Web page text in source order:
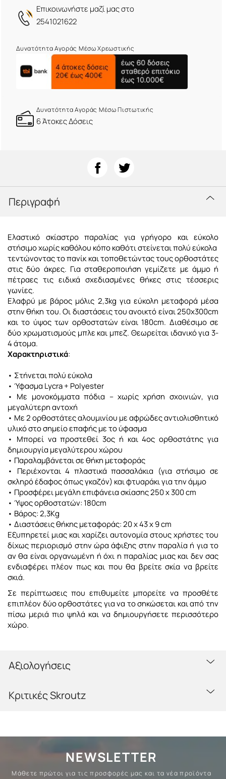
Eπικοινωνήστε μαζί μας στο
2541021622
Δυνατότητα Αγοράς Μέσω Χρεωστικής
Δυνατότητα Αγοράς Μέσω Πιστωτικής
6 Άτοκες Δόσεις
Περιγραφή
Ελαστικό σκίαστρο παραλίας για γρήγορο και εύκολο
στήσιμο χωρίς καθόλου κόπο καθότι στείνεται πολύ εύκολα
τεντώνοντας το πανίκ και τοποθετώντας τους ορθοστάτες
στις δύο άκρες. Για σταθεροποιήση γεμίζετε με άμμο ή
πέτραες τις ειδικά σχεδιασμένες θήκες στις τέσσερις
γωνίες.
Ελαφρύ με βάρος μόλις 2,3kg για εύκολη μεταφορά μέσα
στην θήκη του. Οι διαστάσεις του ανοικτό είναι 250x300cm
και το ύψος των ορθοστατών είναι 180cm. Διαθέσιμο σε
δύο χρωματισμούς μπλε και μπεζ. Θεωρείται ιδανικό για 3-
4 άτομα.
Χαρακτηριστικά:
• Στήνεται πολύ εύκολα
• Ύφασμα Lycra + Polyester
• Με μονοκόμματα πόδια – χωρίς χρήση σχοινιών, για
μεγαλύτερη αντοχή
• Με 2 ορθοστάτες αλουμινίου με αφρώδες αντιολισθητικό
υλικό στο σημείο επαφήςμε το ύφασμα
• Μπορεί να προστεθεί 3ος ή και 4ος ορθοστάτης για
δημιουργία μεγαλύτερου χώρου
• Παραλαμβάνεται σε θήκη μεταφοράς
• Περιέχονται 4 πλαστικά πασσαλάκια (για στήσιμο σε
σκληρό έδαφος όπως γκαζόν) και φτυαράκι για την άμμο
• Προσφέρει μεγάλη επιφάνεια σκίασης 250 x 300 cm
• Ύψος ορθοστατών: 180cm
• Βάρος: 2,3Kg
• Διαστάσεις θήκης μεταφοράς: 20 x 43 x 9 cm
Εξυπηρετεί μιας και χαρίζει αυτονομία στους χρήστες του
δίχως περιορισμό στην ώρα άφιξης στην παραλία ή για το
αν θα είναι οργανωμένη ή όχι η παραλίας μιας και δεν σας
ενδιαφέρει πλέον πως και που θα βρείτε σκία να βρείτε
σκιά.
Σε περίπτωσεις που επιθυμείτε μπορείτε να προσθέτε
επιπλέον δύο ορθοστάτες για να το σηκώσεται και από την
πίσω μεριά πιο ψηλά και να δημιουργήσετε περισσότερο
χώρο.
Αξιολογήσεις
Κριτικές Skroutz
NEWSLETTER
Μάθετε πρώτοι για τις προσφορές μας και τα νέα προϊόντα